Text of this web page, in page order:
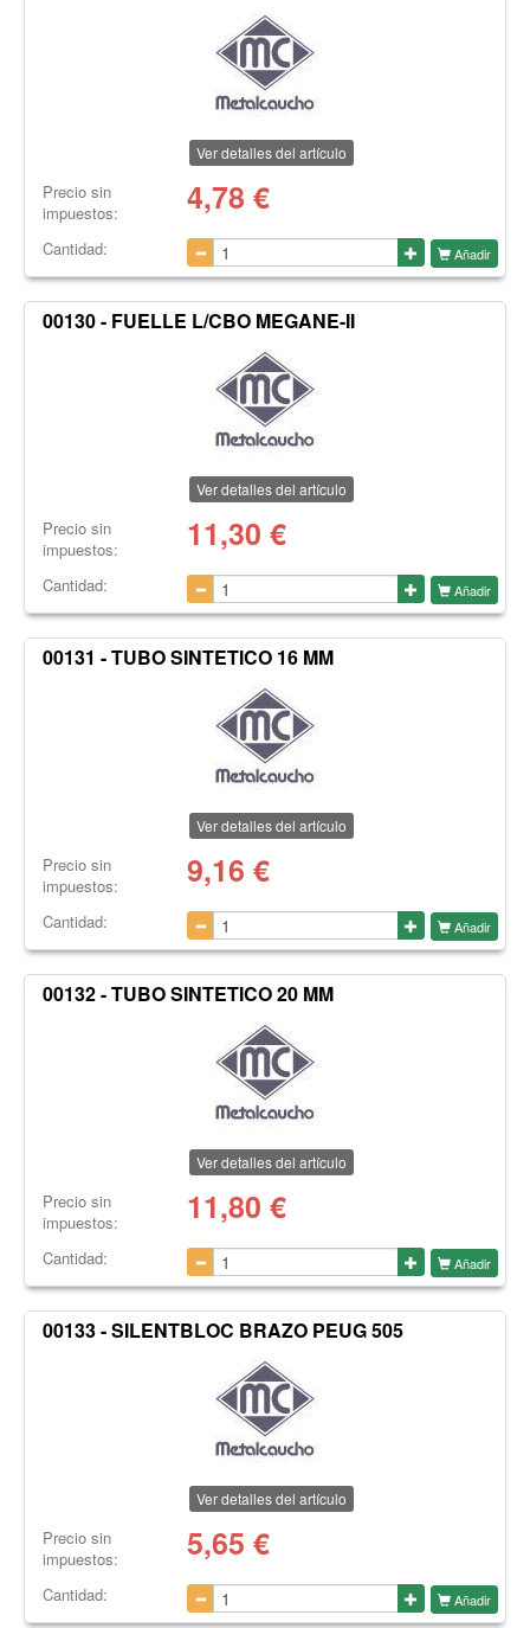
Ver detalles del artículo
Precio sin
impuestos:
4,78 €
Cantidad: Añadir
00130 - FUELLE L/CBO MEGANE-II
Ver detalles del artículo
Precio sin
impuestos:
11,30 €
Cantidad: Añadir
00131 - TUBO SINTETICO 16 MM
Ver detalles del artículo
Precio sin
impuestos:
9,16 €
Cantidad: Añadir
00132 - TUBO SINTETICO 20 MM
Ver detalles del artículo
Precio sin
impuestos:
11,80 €
Cantidad: Añadir
00133 - SILENTBLOC BRAZO PEUG 505
Ver detalles del artículo
Precio sin
impuestos:
5,65 €
Cantidad: Añadir